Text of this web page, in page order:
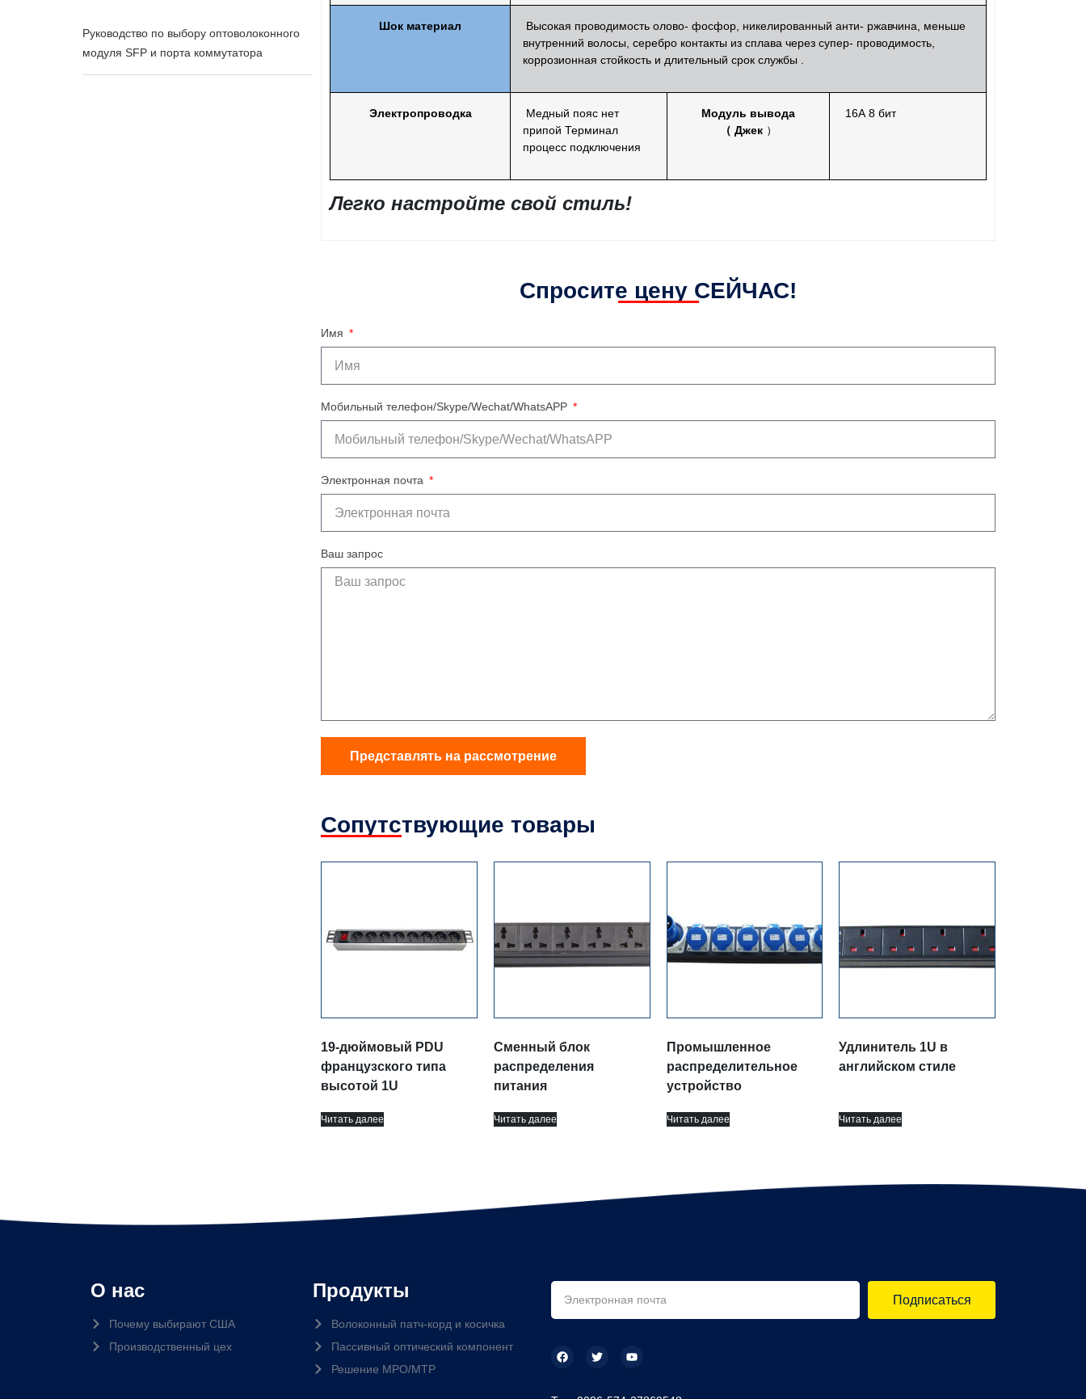
Руководство по выбору оптоволоконного
модуля SFP и порта коммутатора
Шок материал Высокая проводимость олово- фосфор, никелированный анти- ржавчина, меньше
внутренний волосы, серебро контакты из сплава через супер- проводимость,
коррозионная стойкость и длительный срок службы .
Электропроводка Медный пояс нет
припой Терминал
процесс подключения
Модуль вывода
（ Джек）
16А 8 бит
Легко настройте свой стиль!
Спросите цену СЕЙЧАС!
Имя
Мобильный телефон/Skype/Wechat/WhatsAPP
Электронная почта
Ваш запрос
Представлять на рассмотрение
Сопутствующие товары
19-дюймовый PDU
французского типа
высотой 1U
Читать далее
Сменный блок
распределения
питания
Читать далее
Промышленное
распределительное
устройство
Читать далее
Удлинитель 1U в
английском стиле
Читать далее
О нас
Почему выбирают США
Производственный цех
Продукты
Волоконный патч-корд и косичка
Пассивный оптический компонент
Решение MPO/MTP
Подписаться